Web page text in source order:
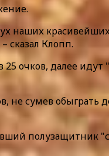
наших
сказал Клопп.
очков, далее идут
не сумев обыграть
полузащитник